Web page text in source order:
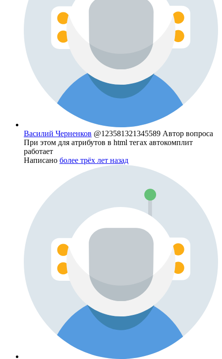
Василий Черненков @123581321345589 Автор вопроса
При этом для атрибутов в html тегах автокомплит
работает
Написано более трёх лет назад